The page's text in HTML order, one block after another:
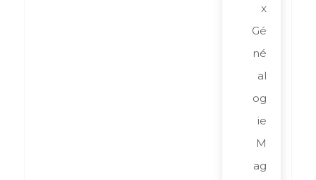
x
Gé
né
al
og
ie
M
ag